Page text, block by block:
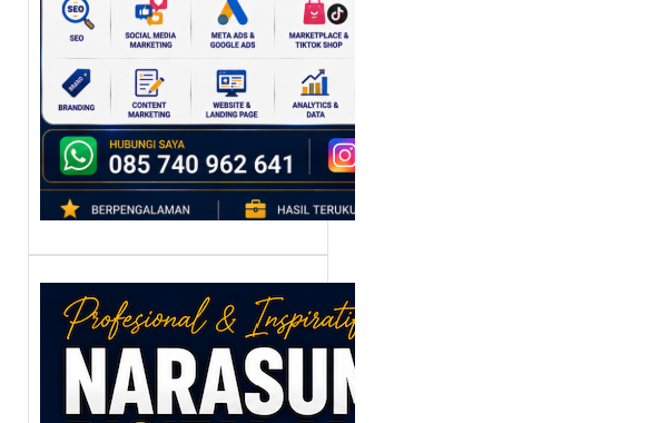
Perkembangan dunia
industri tidak hanya
mengubah cara
perusahaan
memproduksi barang,…